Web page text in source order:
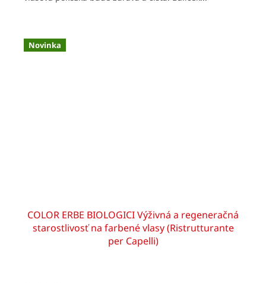
Novinka
COLOR ERBE BIOLOGICI Výživná a regeneračná
starostlivosť na farbené vlasy (Ristrutturante
per Capelli)